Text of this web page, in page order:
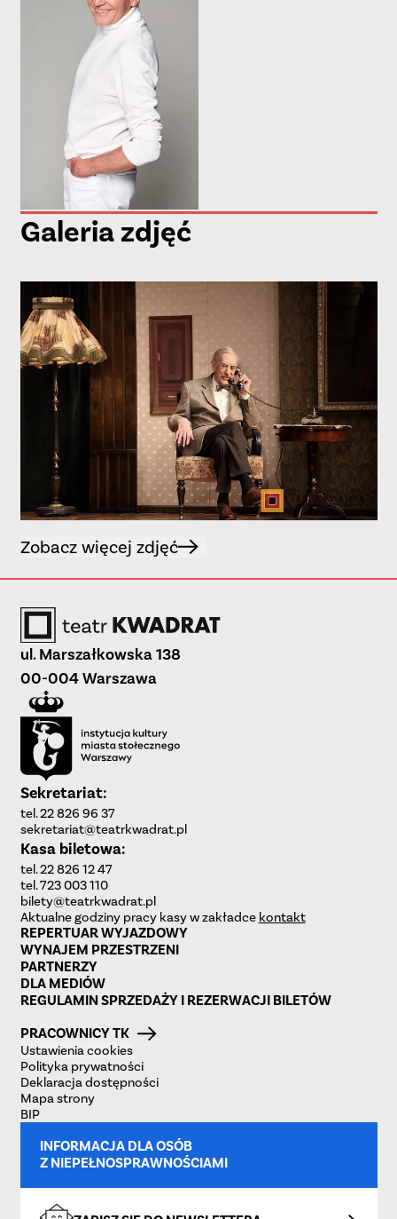
Galeria zdjęć
Zobacz więcej zdjęć
ul. Marszałkowska 138
00-004 Warszawa
Sekretariat:
tel. 22 826 96 37
sekretariat@teatrkwadrat.pl
Kasa biletowa:
tel. 22 826 12 47
tel. 723 003 110
bilety@teatrkwadrat.pl
Aktualne godziny pracy kasy w zakładce kontakt
REPERTUAR WYJAZDOWY
WYNAJEM PRZESTRZENI
PARTNERZY
DLA MEDIÓW
REGULAMIN SPRZEDAŻY I REZERWACJI BILETÓW
PRACOWNICY TK
Ustawienia cookies
Polityka prywatności
Deklaracja dostępności
Mapa strony
BIP
INFORMACJA DLA OSÓB
Z NIEPEŁNOSPRAWNOŚCIAMI